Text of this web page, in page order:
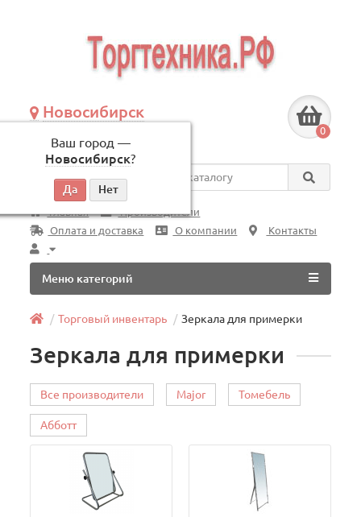
Новосибирск
Ваш город —
Новосибирск?
по будням, с 09:00 до 18:00
0
Везде
Главная
Производители
Оплата и доставка
О компании Контакты
Меню категорий
Торговый инвентарь Зеркала для примерки
Зеркала для примерки
Все производители Major Томебель
Абботт